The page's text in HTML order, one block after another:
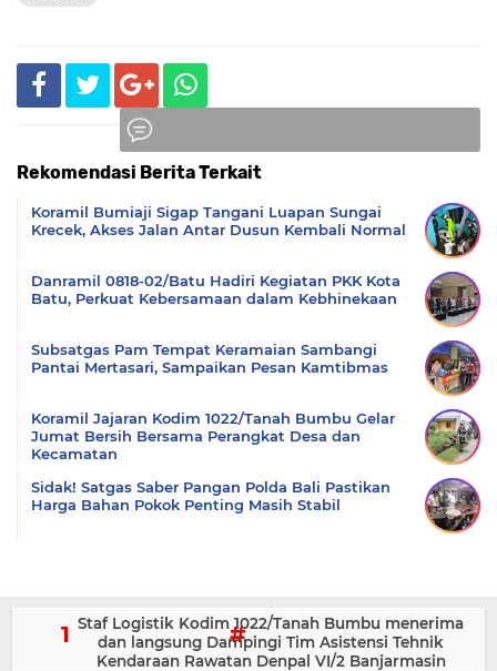
Rekomendasi Berita Terkait
Koramil Bumiaji Sigap Tangani Luapan Sungai
Krecek, Akses Jalan Antar Dusun Kembali Normal
Danramil 0818-02/Batu Hadiri Kegiatan PKK Kota
Batu, Perkuat Kebersamaan dalam Kebhinekaan
Subsatgas Pam Tempat Keramaian Sambangi
Pantai Mertasari, Sampaikan Pesan Kamtibmas
Koramil Jajaran Kodim 1022/Tanah Bumbu Gelar
Jumat Bersih Bersama Perangkat Desa dan
Kecamatan
Sidak! Satgas Saber Pangan Polda Bali Pastikan
Harga Bahan Pokok Penting Masih Stabil
Staf Logistik Kodim 1022/Tanah Bumbu menerima
dan langsung Dampingi Tim Asistensi Tehnik
Kendaraan Rawatan Denpal VI/2 Banjarmasin